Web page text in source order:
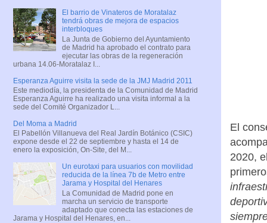
El
2020,
El barrio de Vinateros de Moratalaz
tendrá obras de mejora de espacios
interbloques
La Junta de Gobierno del Ayuntamiento
de Madrid ha aprobado el contrato para
ejecutar las obras de la regeneración
urbana 14.06-Moratalaz I...
Esperanza Aguirre visita la sede de la JMJ Madrid 2011
Este mediodía, la presidenta de la Comunidad de Madrid
Esperanza Aguirre ha realizado una visita informal a la
sede del Comité Organizador L...
Del Moma a Madrid
El Pabellón Villanueva del Real Jardín Botánico (CSIC)
expone desde el 22 de septiembre y hasta el 14 de
enero la exposición, On-Site, del M...
Un eurotaxi para usuarios con movilidad
reducida de la línea 7b de Metro entre
Jarama y Hospital del Henares
La Comunidad de Madrid pone en
marcha un servicio de transporte
adaptado que conecta las estaciones de
Jarama y Hospital del Henares, en...